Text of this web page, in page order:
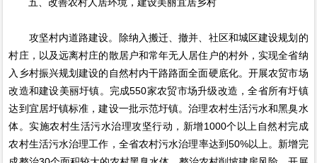
攻坚村内道路建设。除纳入搬迁、撤并、社区和城区建设规划的
村庄，以及远离村庄的散居户和常年无人居住户的村外，实现全省纳
入乡村振兴规划建设的自然村内干路路面全面硬底化。开展农贸市场
改造和建设美丽圩镇。完成550家农贸市场升级改造，全省所有圩镇
达到宜居圩镇标准，建设一批示范圩镇。治理农村生活污水和黑臭水
体。实施农村生活污水治理攻坚行动，新增1000个以上自然村完成
农村生活污水治理工作，全省农村污水治理率达到50%以上。新增完